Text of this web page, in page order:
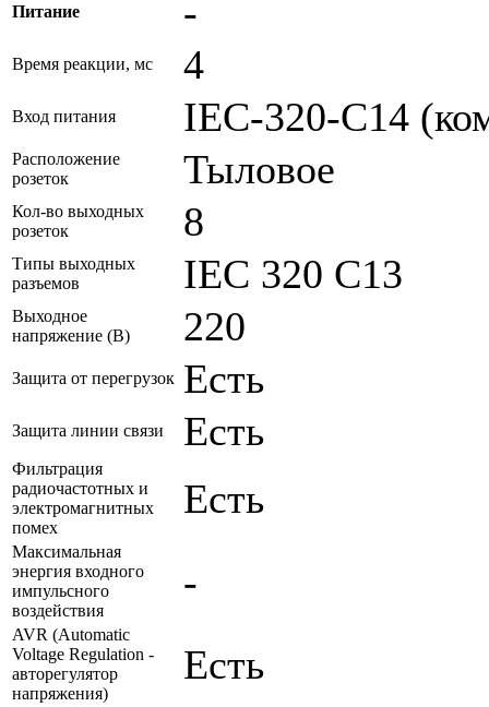
Питание -
Время реакции, мс 4
Вход питания IEC-320-C14
Расположение
розеток
Тыловое
Кол-во выходных
розеток
8
Типы выходных
разъемов
IEC 320 C13
Выходное
напряжение (В)
220
Защита от перегрузок Есть
Защита линии связи Есть
Фильтрация
радиочастотных и
электромагнитных
помех
Есть
Максимальная
энергия входного
импульсного
воздействия
-
AVR (Automatic
Voltage Regulation -
авторегулятор
напряжения)
Есть